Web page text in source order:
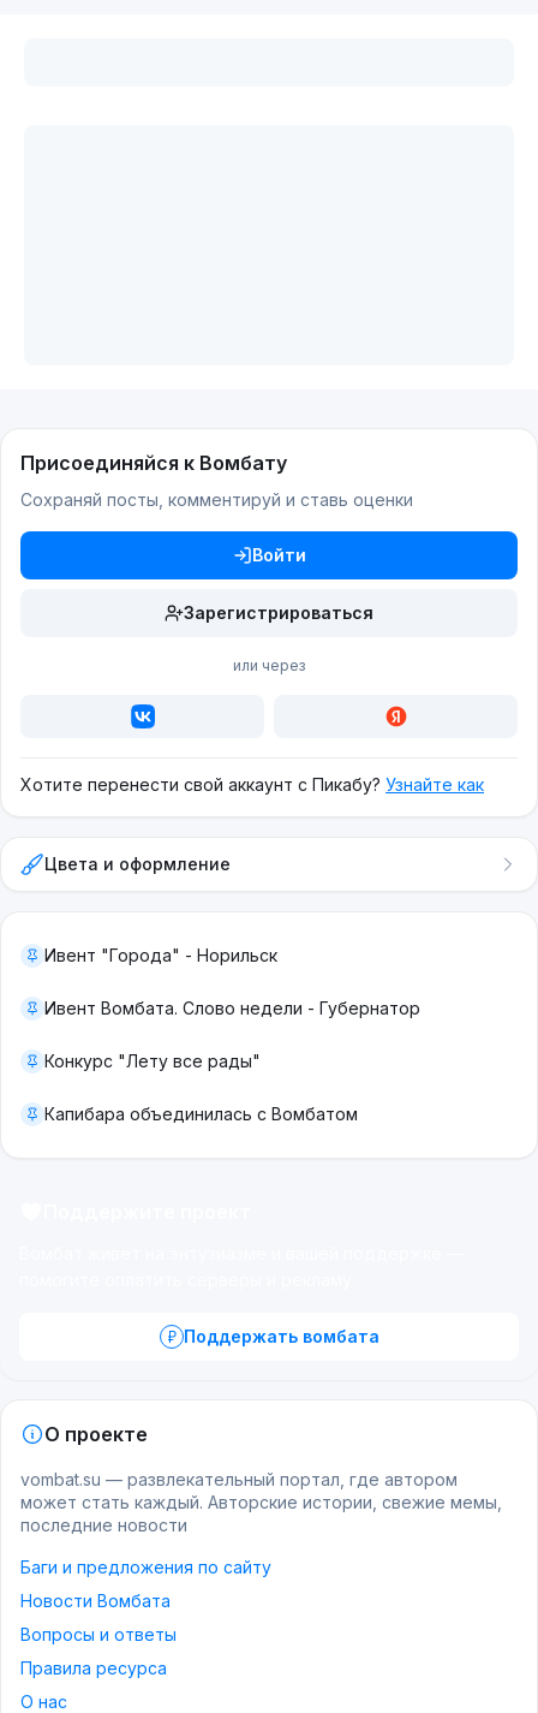
Присоединяйся к Вомбату
Сохраняй посты, комментируй и ставь оценки
Войти
Зарегистрироваться
или через
Хотите перенести свой аккаунт с Пикабу? Узнайте как
Цвета и оформление
Ивент "Города" - Норильск
Ивент Вомбата. Слово недели - Губернатор
Конкурс "Лету все рады"
Капибара объединилась с Вомбатом
Поддержать вомбата
О проекте
vombat.su — развлекательный портал, где автором
может стать каждый. Авторские истории, свежие мемы,
последние новости
Баги и предложения по сайту
Новости Вомбата
Вопросы и ответы
Правила ресурса
О нас